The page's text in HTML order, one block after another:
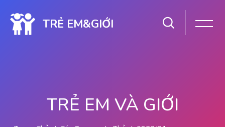
TRẺ EM&GIỚI
TRẺ EM VÀ GIỚI